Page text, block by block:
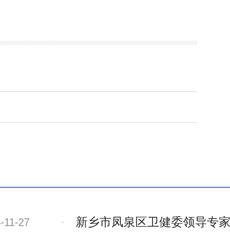
11-27 ·
新乡市凤泉区卫健委领导专